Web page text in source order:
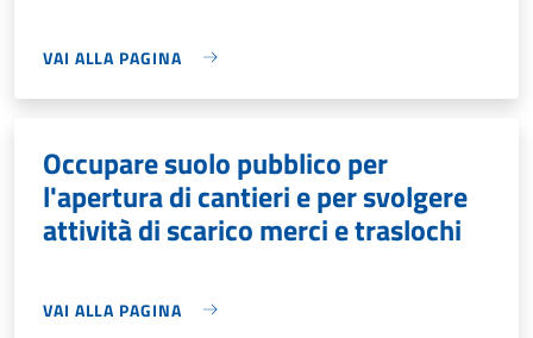
VAI ALLA PAGINA
Occupare suolo pubblico per
l'apertura di cantieri e per svolgere
attività di scarico merci e traslochi
VAI ALLA PAGINA